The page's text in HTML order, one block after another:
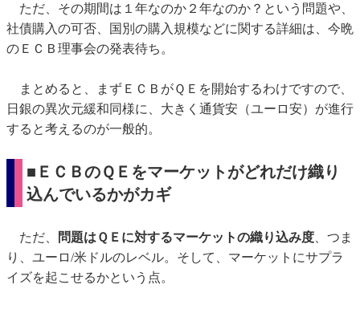
ただ、その期間は１年なのか２年なのか？という問題や、
社債購入の可否、国別の購入規模などに関する詳細は、今晩
のＥＣＢ理事会の発表待ち。
まとめると、まずＥＣＢがＱＥを開始するわけですので、
日銀の異次元緩和同様に、大きく通貨安（ユーロ安）が進行
すると考えるのが一般的。
■ＥＣＢのＱＥをマーケットがどれだけ織り
込んでいるかがカギ
ただ、 問題はＱＥに対するマーケットの織り込み度 、つま
り、ユーロ/米ドルのレベル。そして、マーケットにサプラ
イズを起こせるかという点。